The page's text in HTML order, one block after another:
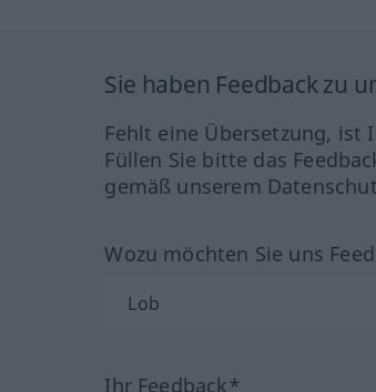
Sie haben Feedback zu
Fehlt eine Übersetzung, ist
Füllen Sie bitte das
gemäß unserem
Wozu möchten Sie uns
Ihr Feedback*